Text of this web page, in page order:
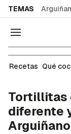
TEMAS
Navegación
Recetas
Recetas Qué
Tortillitas
diferente